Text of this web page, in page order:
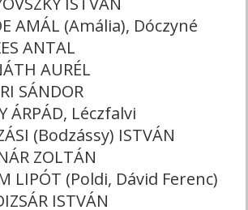
AMÁL (Amália), Dóczyné
ANTAL
AURÉL
SÁNDOR
ÁRPÁD, Léczfalvi
(Bodzássy) ISTVÁN
ZOLTÁN
LIPÓT (Poldi, Dávid Ferenc)
ISTVÁN